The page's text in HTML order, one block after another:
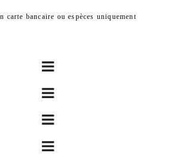
carte bancaire ou espèces uniquement